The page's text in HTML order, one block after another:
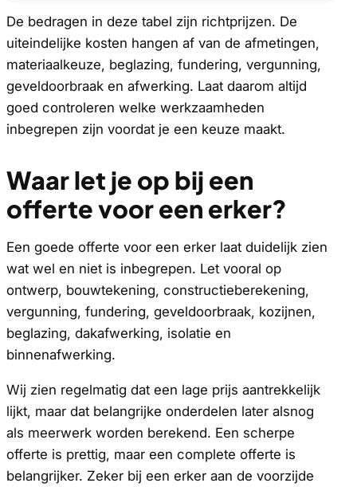
De bedragen in deze tabel zijn richtprijzen. De
uiteindelijke kosten hangen af van de afmetingen,
materiaalkeuze, beglazing, fundering, vergunning,
geveldoorbraak en afwerking. Laat daarom altijd
goed controleren welke werkzaamheden
inbegrepen zijn voordat je een keuze maakt.
Waar let je op bij een
offerte voor een erker?
Een goede offerte voor een erker laat duidelijk zien
wat wel en niet is inbegrepen. Let vooral op
ontwerp, bouwtekening, constructieberekening,
vergunning, fundering, geveldoorbraak, kozijnen,
beglazing, dakafwerking, isolatie en
binnenafwerking.
Wij zien regelmatig dat een lage prijs aantrekkelijk
lijkt, maar dat belangrijke onderdelen later alsnog
als meerwerk worden berekend. Een scherpe
offerte is prettig, maar een complete offerte is
belangrijker. Zeker bij een erker aan de voorzijde